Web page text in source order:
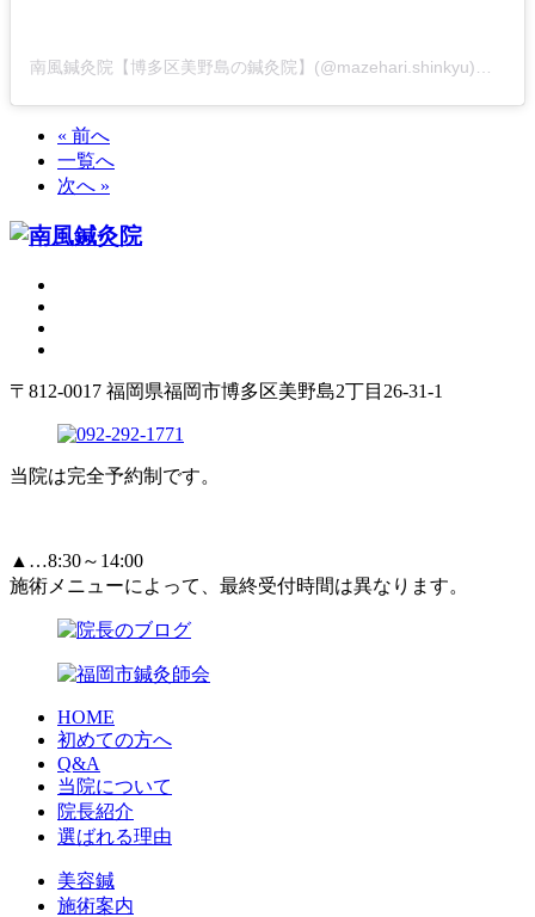
« 前へ
一覧へ
次へ »
〒812-0017 福岡県福岡市博多区美野島2丁目26-31-1
当院は完全予約制です。
▲…8:30～14:00
施術メニューによって、最終受付時間は異なります。
HOME
初めての方へ
Q&A
当院について
院長紹介
選ばれる理由
美容鍼
施術案内